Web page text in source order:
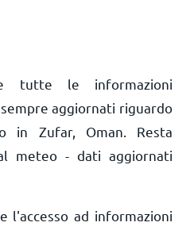
tutte le informazioni
aggiornati riguardo
in Zufar, Oman. Resta
meteo - dati aggiornati
l'accesso ad informazioni